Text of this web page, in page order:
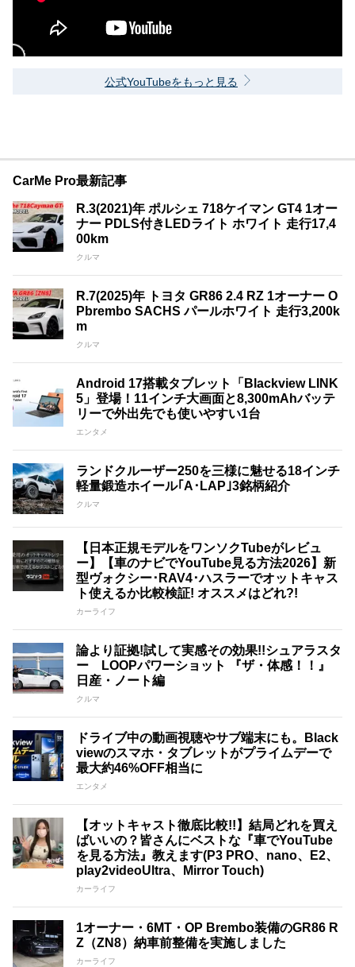
公式YouTubeをもっと見る
CarMe Pro最新記事
R.3(2021)年 ポルシェ 718ケイマン GT4 1オー
ナー PDLS付きLEDライト ホワイト 走行17,4
00km
クルマ
R.7(2025)年 トヨタ GR86 2.4 RZ 1オーナー O
Pbrembo SACHS パールホワイト 走行3,200k
m
クルマ
Android 17搭載タブレット「Blackview LINK
5」登場！11インチ大画面と8,300mAhバッテ
リーで外出先でも使いやすい1台
エンタメ
ランドクルーザー250を三様に魅せる18インチ
軽量鍛造ホイール｢A･LAP｣3銘柄紹介
クルマ
【日本正規モデルをワンソクTubeがレビュ
ー】【車のナビでYouTube見る方法2026】新
型ヴォクシー･RAV4･ハスラーでオットキャス
ト使えるか比較検証! オススメはどれ?!
カーライフ
論より証拠!試して実感その効果!!シュアラスタ
ー LOOPパワーショット 『ザ・体感！！』
日産・ノート編
クルマ
ドライブ中の動画視聴やサブ端末にも。Black
viewのスマホ・タブレットがプライムデーで
最大約46%OFF相当に
エンタメ
【オットキャスト徹底比較!!】結局どれを買え
ばいいの？皆さんにベストな『車でYouTube
を見る方法』教えます(P3 PRO、nano、E2、
play2videoUltra、Mirror Touch)
カーライフ
1オーナー・6MT・OP Brembo装備のGR86 R
Z（ZN8）納車前整備を実施しました
カーライフ